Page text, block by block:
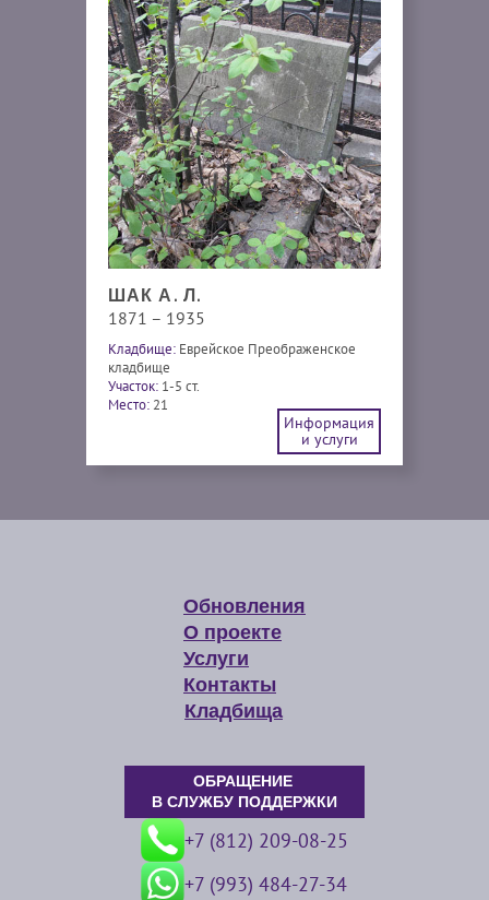
ШАК А. Л.
1871 – 1935
Кладбище: Еврейское Преображенское
кладбище
Участок: 1-5 ст.
Место: 21
Информация
и услуги
Обновления
О проекте
Услуги
Контакты
Кладбища
ОБРАЩЕНИЕ
В СЛУЖБУ ПОДДЕРЖКИ
+7 (812) 209-08-25
+7 (993) 484-27-34